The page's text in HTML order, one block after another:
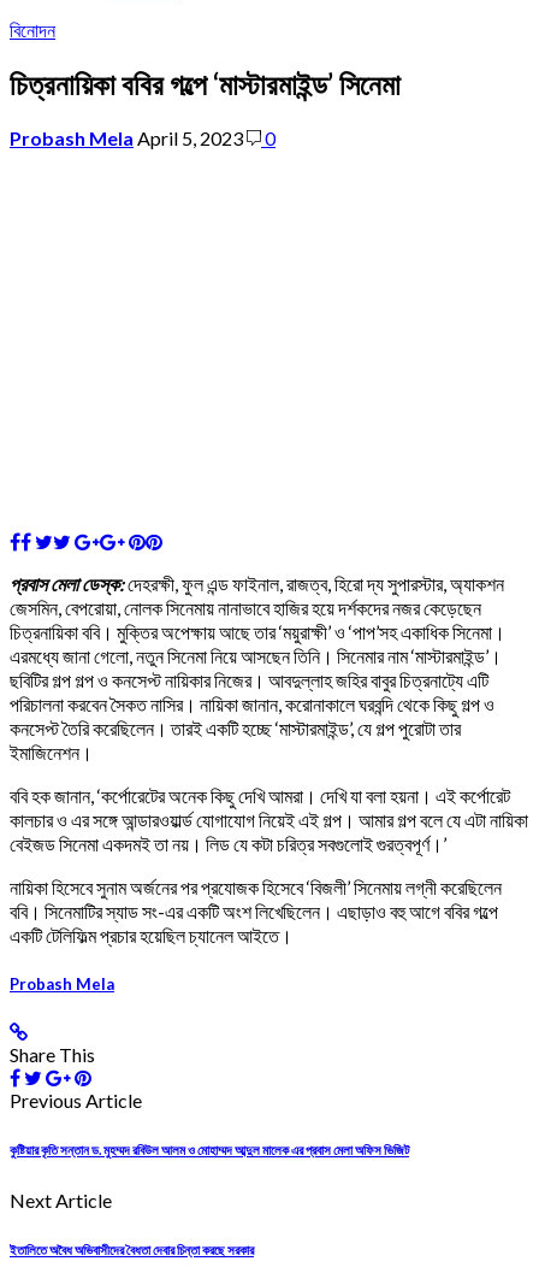
বিনোদন
চিত্রনায়িকা ববির গল্পে ‘মাস্টারমাইন্ড’ সিনেমা
Probash Mela April 5, 2023 0
প্রবাস মেলা ডেস্ক:দেহরক্ষী, ফুল এন্ড ফাইনাল, রাজত্ব, হিরো দ্য সুপারস্টার, অ্যাকশন
জেসমিন, বেপরোয়া, নোলক সিনেমায় নানাভাবে হাজির হয়ে দর্শকদের নজর কেড়েছেন
চিত্রনায়িকা ববি। মুক্তির অপেক্ষায় আছে তার ‘ময়ুরাক্ষী’ ও ‘পাপ’সহ একাধিক সিনেমা।
এরমধ্যে জানা গেলো, নতুন সিনেমা নিয়ে আসছেন তিনি। সিনেমার নাম ‘মাস্টারমাইন্ড’।
ছবিটির গল্প গল্প ও কনসেপ্ট নায়িকার নিজের। আবদুল্লাহ জহির বাবুর চিত্রনাট্যে এটি
পরিচালনা করবেন সৈকত নাসির। নায়িকা জানান, করোনাকালে ঘরবন্দি থেকে কিছু গল্প ও
কনসেপ্ট তৈরি করেছিলেন। তারই একটি হচ্ছে ‘মাস্টারমাইন্ড’, যে গল্প পুরোটা তার
ইমাজিনেশন।
ববি হক জানান, ‘কর্পোরেটের অনেক কিছু দেখি আমরা। দেখি যা বলা হয়না। এই কর্পোরেট
কালচার ও এর সঙ্গে আন্ডারওয়ার্ল্ড যোগাযোগ নিয়েই এই গল্প। আমার গল্প বলে যে এটা নায়িকা
বেইজড সিনেমা একদমই তা নয়। লিড যে কটা চরিত্র সবগুলোই গুরত্বপূর্ণ।’
নায়িকা হিসেবে সুনাম অর্জনের পর প্রযোজক হিসেবে ‘বিজলী’ সিনেমায় লগ্নী করেছিলেন
ববি। সিনেমাটির স্যাড সং-এর একটি অংশ লিখেছিলেন। এছাড়াও বহু আগে ববির গল্পে
একটি টেলিফিল্ম প্রচার হয়েছিল চ্যানেল আইতে।
Probash Mela
Share This
Previous Article
কুষ্টিয়ার কৃতি সন্তান ড. মুহম্মদ রবিউল আলম ও মোহাম্মদ আব্দুল মালেক এর প্রবাস মেলা অফিস ভিজিট
Next Article
ইতালিতে অবৈধ অভিবাসীদের বৈধতা দেবার চিন্তা করছে সরকার